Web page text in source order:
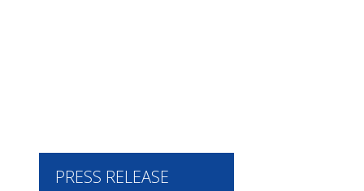
PRESS RELEASE